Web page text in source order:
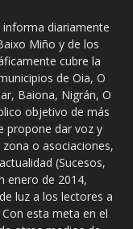
diariamente
Miño y de los
cubre la
de Oia, O
Baiona, Nigrán, O
objetivo de más
propone dar voz y
o asociaciones,
(Sucesos,
enero de 2014,
luz a los lectores a
esta meta en el